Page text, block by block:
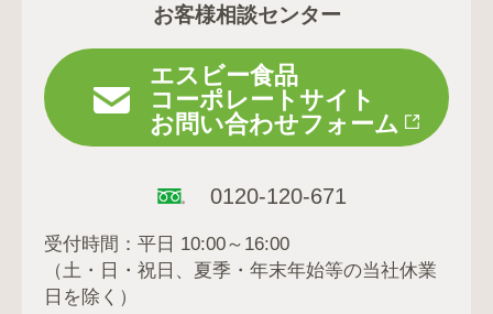
お客様相談センター
エスビー食品
コーポレートサイト
お問い合わせフォーム
0120-120-671
受付時間：平日 10:00～16:00
（土・日・祝日、夏季・年末年始等の当社休業
日を除く）